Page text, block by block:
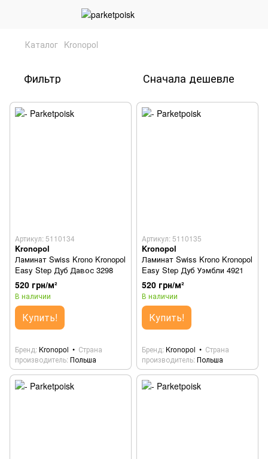
Каталог Kronopol
Фильтр Сначала дешевле
Артикул: 5110134
Kronopol
Ламинат Swiss Krono Kronopol
Easy Step Дуб Давос 3298
520 грн/м²
В наличии
Купить!
Бренд Kronopol
Страна
производитель Польша
Артикул: 5110135
Kronopol
Ламинат Swiss Krono Kronopol
Easy Step Дуб Уэмбли 4921
520 грн/м²
В наличии
Купить!
Бренд Kronopol
Страна
производитель Польша